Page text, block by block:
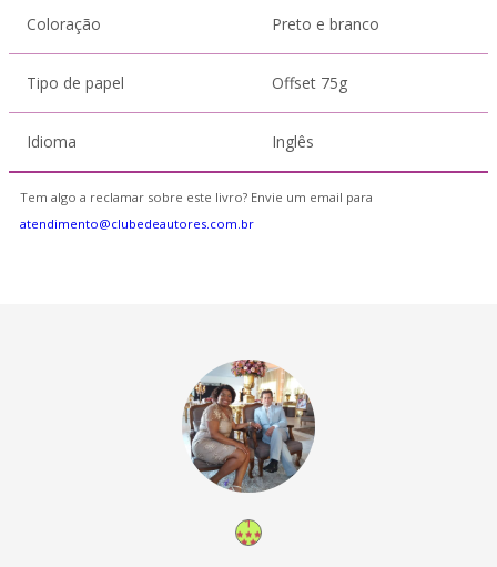
Coloração Preto e branco
Tipo de papel Offset 75g
Idioma Inglês
Tem algo a reclamar sobre este livro? Envie um email para
atendimento@clubedeautores.com.br